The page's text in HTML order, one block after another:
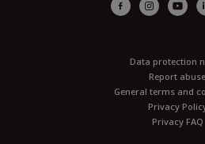
Data protection
Report abuse
General terms and
Privacy
Privacy FAQ